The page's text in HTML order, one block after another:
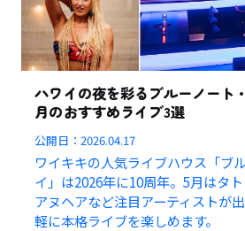
ハワイの夜を彩るブルーノート
月のおすすめライブ3選
公開日：2026.04.17
ワイキキの人気ライブハウス「ブ
イ」は2026年に10周年。5月はタト
アヌヘアなど注目アーティストが
軽に本格ライブを楽しめます。